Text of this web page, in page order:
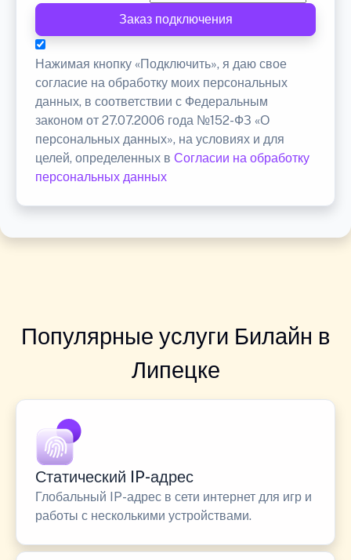
Заказ подключения
Нажимая кнопку «Подключить», я даю свое
согласие на обработку моих персональных
данных, в соответствии с Федеральным
законом от 27.07.2006 года №152-ФЗ «О
персональных данных», на условиях и для
целей, определенных в Согласии на обработку
персональных данных
Популярные услуги Билайн в
Липецке
Статический IP-адрес
Глобальный IP-адрес в сети интернет для игр и
работы с несколькими устройствами.